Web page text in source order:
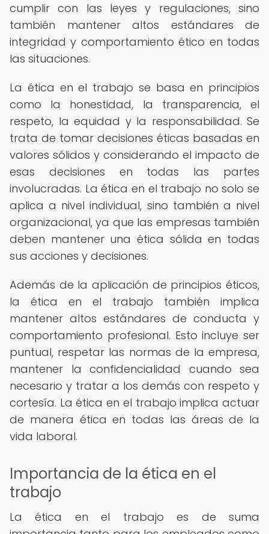
cumplir con las leyes y regulaciones, sino
también mantener altos estándares de
integridad y comportamiento ético en todas
las situaciones.
La ética en el trabajo se basa en principios
como la honestidad, la transparencia, el
respeto, la equidad y la responsabilidad. Se
trata de tomar decisiones éticas basadas en
valores sólidos y considerando el impacto de
esas decisiones en todas las partes
involucradas. La ética en el trabajo no solo se
aplica a nivel individual, sino también a nivel
organizacional, ya que las empresas también
deben mantener una ética sólida en todas
sus acciones y decisiones.
Además de la aplicación de principios éticos,
la ética en el trabajo también implica
mantener altos estándares de conducta y
comportamiento profesional. Esto incluye ser
puntual, respetar las normas de la empresa,
mantener la confidencialidad cuando sea
necesario y tratar a los demás con respeto y
cortesía. La ética en el trabajo implica actuar
de manera ética en todas las áreas de la
vida laboral.
Importancia de la ética en el
trabajo
La ética en el trabajo es de suma